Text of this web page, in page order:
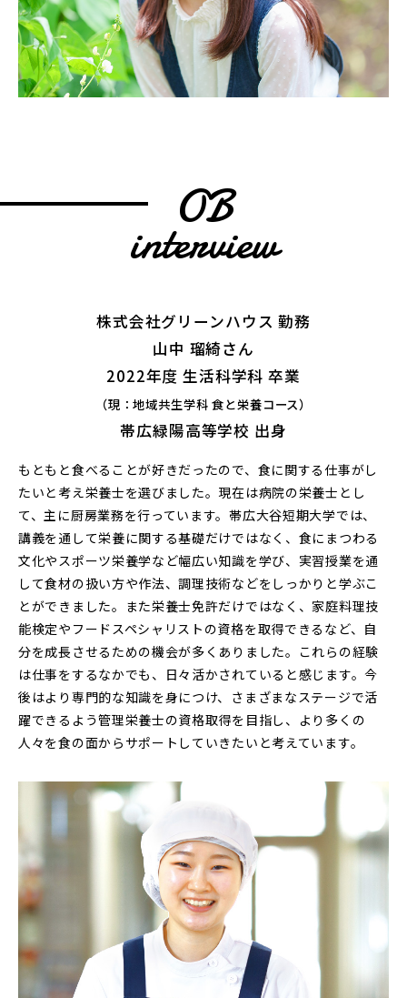
OB
interview
株式会社グリーンハウス 勤務
山中 瑠綺さん
2022年度 生活科学科 卒業
（現：地域共生学科 食と栄養コース）
帯広緑陽高等学校 出身
もともと食べることが好きだったので、食に関する仕事がし
たいと考え栄養士を選びました。現在は病院の栄養士とし
て、主に厨房業務を行っています。帯広大谷短期大学では、
講義を通して栄養に関する基礎だけではなく、食にまつわる
文化やスポーツ栄養学など幅広い知識を学び、実習授業を通
して食材の扱い方や作法、調理技術などをしっかりと学ぶこ
とができました。また栄養士免許だけではなく、家庭料理技
能検定やフードスペシャリストの資格を取得できるなど、自
分を成長させるための機会が多くありました。これらの経験
は仕事をするなかでも、日々活かされていると感じます。今
後はより専門的な知識を身につけ、さまざまなステージで活
躍できるよう管理栄養士の資格取得を目指し、より多くの
人々を食の面からサポートしていきたいと考えています。